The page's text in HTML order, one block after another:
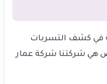
في كشف التسربات
هي شركتنا شركة عمار